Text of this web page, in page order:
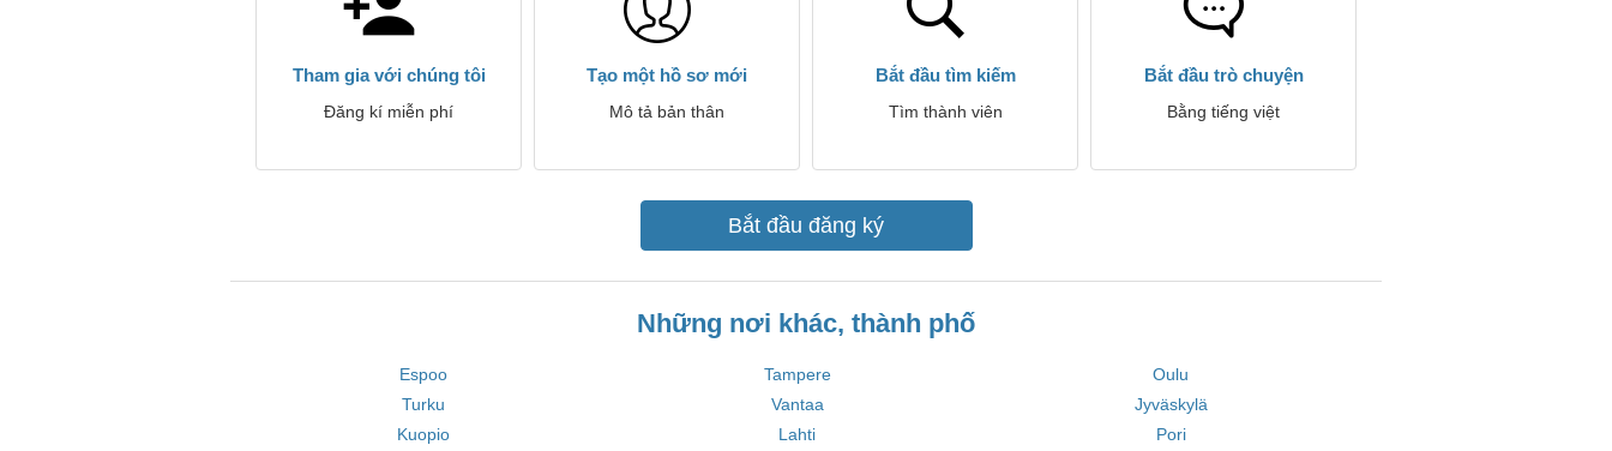
Tham gia với chúng tôi
Đăng kí miễn phí
Tạo một hồ sơ mới
Mô tả bản thân
Bắt đầu tìm kiếm
Tìm thành viên
Bắt đầu trò chuyện
Bằng tiếng việt
Bắt đầu đăng ký
Những nơi khác, thành phố
Espoo Tampere
Oulu
Turku
Vantaa
Jyväskylä
Kuopio
Lahti Pori